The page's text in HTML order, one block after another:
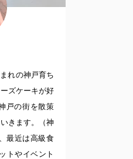
れの神戸育ち
ズケーキが好
戸の街を散策
きます。（神
最近は高級食
トやイベント